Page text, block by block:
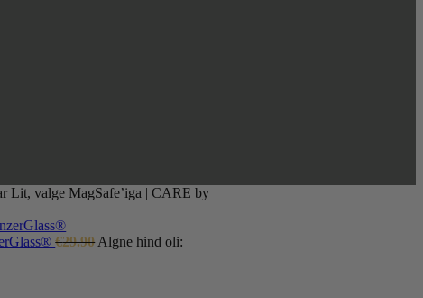
Lit, valge MagSafe’iga | CARE by
€29.90 Algne hind oli: